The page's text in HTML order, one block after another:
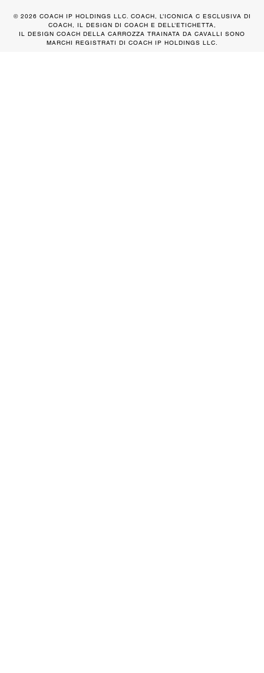
© 2026 COACH IP HOLDINGS LLC. COACH, L’ICONICA C ESCLUSIVA DI
COACH, IL DESIGN DI COACH E DELL’ETICHETTA,
IL DESIGN COACH DELLA CARROZZA TRAINATA DA CAVALLI SONO
MARCHI REGISTRATI DI COACH IP HOLDINGS LLC.